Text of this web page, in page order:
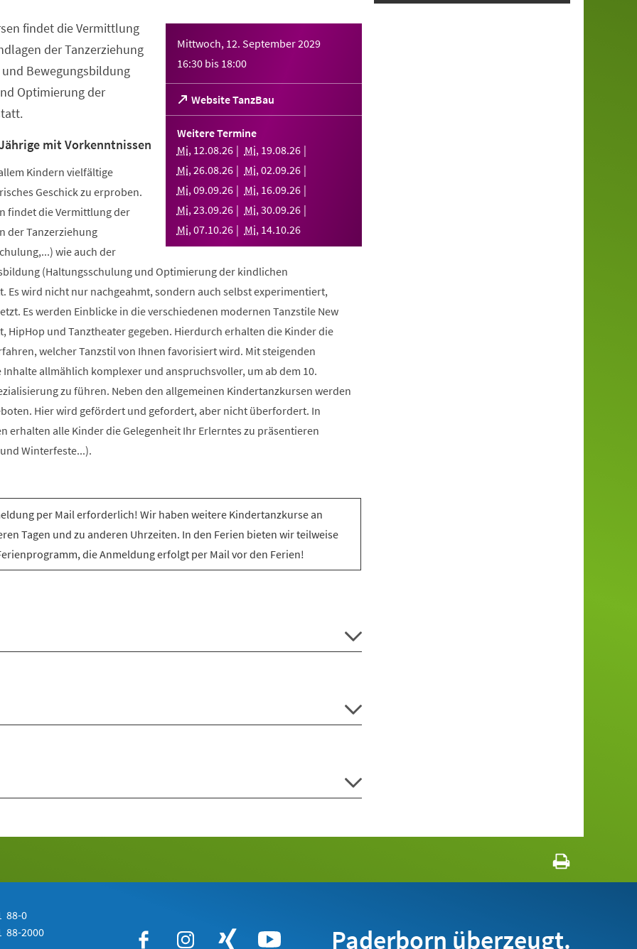
Mittwoch, 12. September 2029
16:30 bis 18:00
Website TanzBau
(Öffnet
in
einem
neuen
Tab)
Weitere Termine
Mi, 12.08.26 Mi, 19.08.26
Mi,26.08.26 Mi,02.09.26
Mi,09.09.26 Mi, 16.09.26
Mi,23.09.26 Mi,30.09.26
Mi,07.10.26 Mi, 14.10.26
findet die Vermittlung
der Tanzerziehung
Bewegungsbildung
Optimierung der
mit Vorkenntnissen
Kindern vielfältige
Geschick zu erproben.
findet die Vermittlung der
der Tanzerziehung
wie auch der
(Haltungsschulung und Optimierung der kindlichen
Es wird nicht nur nachgeahmt, sondern auch selbst experimentiert,
Es werden Einblicke in die verschiedenen modernen Tanzstile New
HipHop und Tanztheater gegeben. Hierdurch erhalten die Kinder die
welcher Tanzstil von Ihnen favorisiert wird. Mit steigenden
allmählich komplexer und anspruchsvoller, um ab dem 10.
zu führen. Neben den allgemeinen Kindertanzkursen werden
Hier wird gefördert und gefordert, aber nicht überfordert. In
erhalten alle Kinder die Gelegenheit Ihr Erlerntes zu präsentieren
Winterfeste...).
per Mail erforderlich! Wir haben weitere Kindertanzkurse an
Tagen und zu anderen Uhrzeiten. In den Ferien bieten wir teilweise
die Anmeldung erfolgt per Mail vor den Ferien!
88-0
88-2000 Paderborn überzeugt.